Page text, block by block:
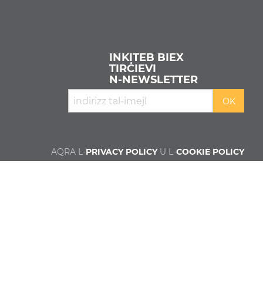
INKITEB BIEX
TIRĊIEVI
N‑NEWSLETTER
AQRA L-PRIVACY POLICYU L-COOKIE POLICY